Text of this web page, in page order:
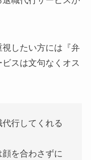
したい方には『弁
スは文句なくオス
行してくれる
を合わさずに